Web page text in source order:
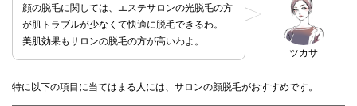
ツカサ
顔の脱毛に関しては、エステサロンの光脱毛の方
が肌トラブルが少なくて快適に脱毛できるわ。
美肌効果もサロンの脱毛の方が高いわよ。
特に以下の項目に当てはまる人には、サロンの顔脱毛がおすすめです。